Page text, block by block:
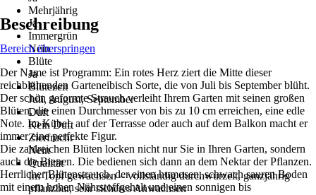
Mehrjährig
Ja
Immergrün
Nein
Blüte
Ja
Blütezeit
Juli, August, September
Duft
Kein Duft
Zierfrucht
Nein
Qualität
Im Topf gewachsen – vollständig durchwurzelt, ganzjährig
pflanzbar, sehr sicheres Anwachsen
Beschreibung
Bereich überspringen
Der Name ist Programm: Ein rotes Herz ziert die Mitte dieser
reichblühenden Garteneibisch Sorte, die von Juli bis September blüht.
Der schön geformte Strauch verleiht Ihrem Garten mit seinen großen
Blüten, die einen Durchmesser von bis zu 10 cm erreichen, eine edle
Note. Im Kübel, auf der Terrasse oder auch auf dem Balkon macht er
immer eine perfekte Figur.
Die zahlreichen Blüten locken nicht nur Sie in Ihren Garten, sondern
auch die Bienen. Die bedienen sich dann an dem Nektar der Pflanzen.
Herrlicher Blütenstrauch, der einen humosen, schwach sauren Boden
mit einem hohen Nährstoffgehalt und einen sonnigen bis